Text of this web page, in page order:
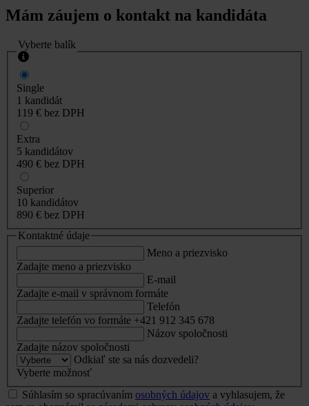
Mám záujem o kontakt na kandidáta
Vyberte balík
Single
1 kandidát
119 € bez DPH
Extra
5 kandidátov
490 € bez DPH
Superior
10 kandidátov
890 € bez DPH
Kontaktné údaje
Meno a priezvisko
Zadajte meno a priezvisko
E-mail
Zadajte e-mail v správnom formáte
Telefón
Zadajte telefón vo formáte +421 912 345 678
Názov spoločnosti
Zadajte názov spoločnosti
Odkiaľ ste sa nás dozvedeli?
Vyberte možnosť
Súhlasím so spracúvaním osobných údajov a vyhlasujem, že